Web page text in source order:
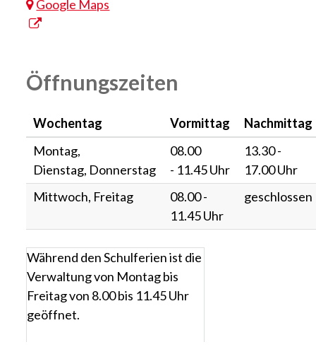
Google Maps
Öffnungszeiten
Wochentag Vormittag
Nachmittag
Montag,
Dienstag, Donnerstag
08.00
- 11.45 Uhr
13.30 -
17.00 Uhr
Mittwoch, Freitag
08.00 -
11.45 Uhr
geschlossen
Während den Schulferien ist die
Verwaltung von Montag bis
Freitag von 8.00 bis 11.45 Uhr
geöffnet.